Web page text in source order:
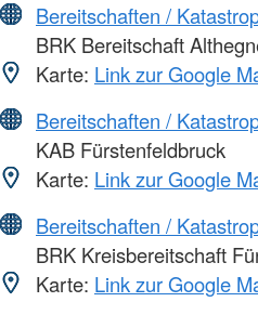
Bereitschaften /
BRK Bereitschaft
Karte: Link zur Google
Bereitschaften /
KAB Fürstenfeldbruck
Karte: Link zur Google
Bereitschaften /
BRK Kreisbereitschaft
Karte: Link zur Google